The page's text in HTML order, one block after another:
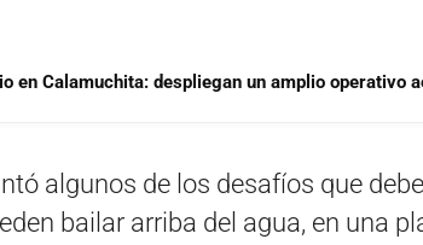
en Calamuchita: despliegan un amplio operativo
algunos de los desafíos que
bailar arriba del agua, en una